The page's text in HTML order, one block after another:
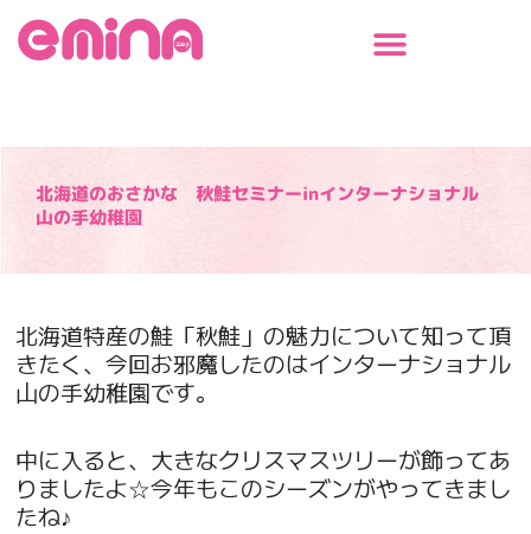
北海道のおさかな 秋鮭セミナーinインターナショナル
山の手幼稚園
北海道特産の鮭「秋鮭」の魅力について知って頂
きたく、今回お邪魔したのはインターナショナル
山の手幼稚園です。
中に入ると、大きなクリスマスツリーが飾ってあ
りましたよ☆今年もこのシーズンがやってきまし
たね♪